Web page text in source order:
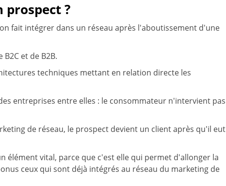
prospect ?
fait intégrer dans un réseau après l'aboutissement d'une
et de B2B.
techniques mettant en relation directe les
entreprises entre elles : le consommateur n'intervient pas
de réseau, le prospect devient un client après qu'il eut
élément vital, parce que c'est elle qui permet d'allonger la
ceux qui sont déjà intégrés au réseau du marketing de